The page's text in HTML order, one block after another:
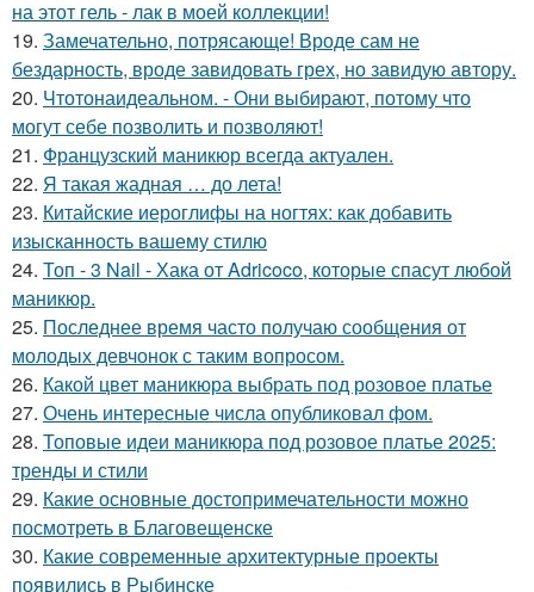
на этот гель - лак в моей коллекции!
19. Замечательно, потрясающе! Вроде сам не
бездарность, вроде завидовать грех, но завидую автору.
20. Чтотонаидеальном. - Они выбирают, потому что
могут себе позволить и позволяют!
21. Французский маникюр всегда актуален.
22. Я такая жадная … до лета!
23. Китайские иероглифы на ногтях: как добавить
изысканность вашему стилю
24. Топ - 3 Nail - Хака от Adricoco, которые спасут любой
маникюр.
25. Последнее время часто получаю сообщения от
молодых девчонок с таким вопросом.
26. Какой цвет маникюра выбрать под розовое платье
27. Очень интересные числа опубликовал фом.
28. Топовые идеи маникюра под розовое платье 2025:
тренды и стили
29. Какие основные достопримечательности можно
посмотреть в Благовещенске
30. Какие современные архитектурные проекты
появились в Рыбинске